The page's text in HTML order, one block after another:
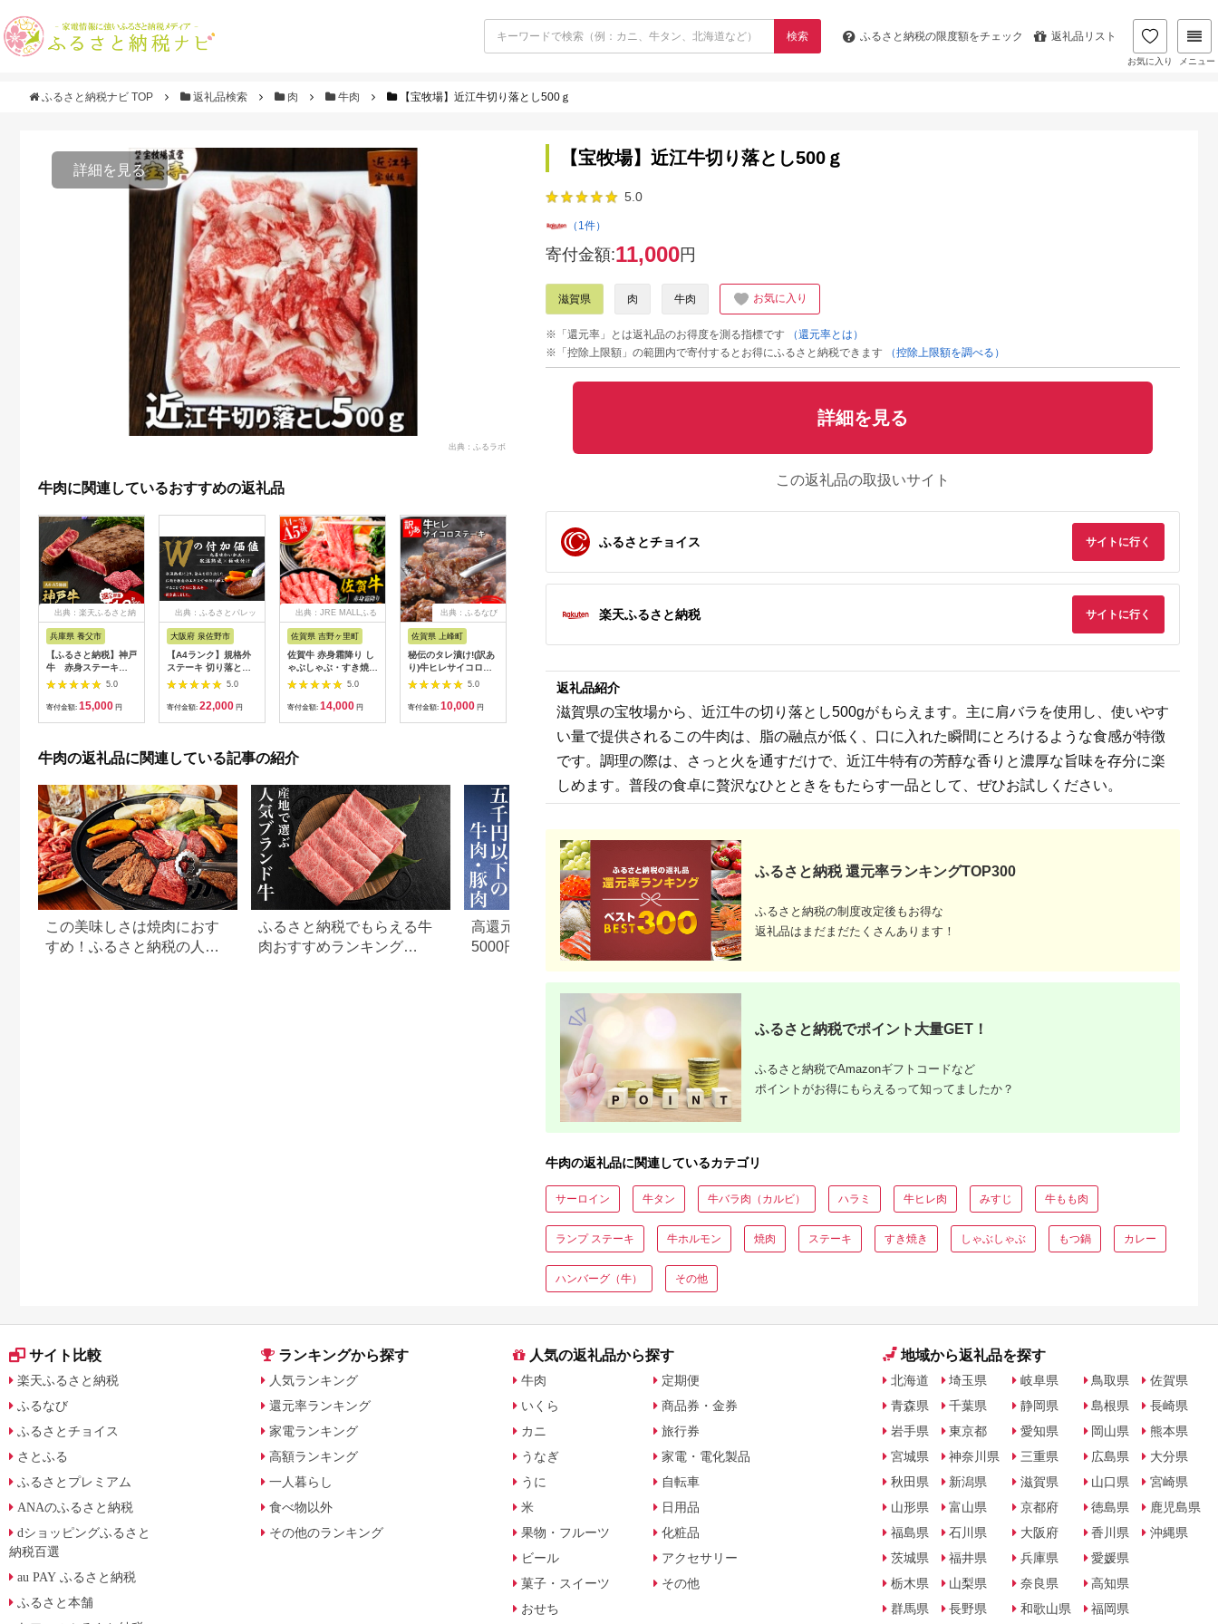
検索 ふるさと納税の限度額をチェック 返礼品リスト
お気に入り メニュー
ふるさと納税ナビ TOP 返礼品検索 肉 牛肉 【宝牧場】近江牛切り落とし500ｇ
詳細を見る
出典：ふるラボ
牛肉に関連しているおすすめの返礼品
出典：楽天ふるさと納
兵庫県 養父市
【ふるさと納税】神戸
牛 赤身ステーキ
(200g/300g/400g/55
0g/1200g)_ 神戸牛 神
戸ビーフ 黒毛和牛 ス
プレゼント 焼肉 グル
【G1440980】
5.0
寄付金額: 15,000 円
出典：ふるさとパレッ
大阪府 泉佐野市
【A4ランク】規格外
ステーキ 切り落とし
800g【スピード発送
黒毛和牛 リブロース
サーロイン 訳あり サ
5.0
寄付金額: 22,000 円
出典：JRE MALLふる
佐賀県 吉野ヶ里町
佐賀牛 赤身霜降り し
ゃぶしゃぶ・すき焼き
用 600g 吉野ヶ里町
5.0
寄付金額: 14,000 円
出典：ふるなび
佐賀県 上峰町
秘伝のタレ漬け!(訳あ
り)牛ヒレサイコロス
テーキ 1000g
5.0
寄付金額: 10,000 円
出典：JALふるさと納税
牛ロースステーキ
250g×2｜牛肉 肉 お
肉 精肉 国産牛 黒毛和
牛 和牛 ロースステー
キ ステーキ ステーキ
肉 ステーキ用 ロース
焼肉 BBQ お祝い 贈
答 贈り物 ギフト 冷凍
おすすめ 人気
|_M132-091-PU3
5.0
寄付金額:17,000円
出典：ふるなび
食 希少 山形 《幸せを
運ぶ牛》 013-D-
YL057
寄付金額: 13,000 円 寄付金額: 14,000円
F3S-2105
寄付金額: 18,000
出典：ふるラボ
寄付金額:12,000円
出典：ふるさとプレ
宮崎県 えびの市
凍 数量限定 特別なお
肉 宮崎県 九州 送料
料 日本一 祝！宮崎牛
は、史上初和牛オリ
ピック４大会連続 内
閣総理大臣賞受賞！
寄付金額:10,000
牛肉の返礼品に関連している記事の紹介
この美味しさは焼肉におす
すめ！ふるさと納税の人気
ふるさと納税でもらえる牛
肉おすすめランキング
高還元率！ふるさと納税
5000円以下でおすすめ牛肉
【2026年版】楽天ふるさと
納税 還元率ランキング｜高
に比較
【宝牧場】近江牛切り落とし500ｇ
5.0
（1件）
寄付金額:11,000円
滋賀県 肉 牛肉 お気に入り
※「還元率」とは返礼品のお得度を測る指標です
（還元率とは）
※「控除上限額」の範囲内で寄付するとお得にふるさと納税できます
（控除上限額を調べる）
詳細を見る
この返礼品の取扱いサイト
ふるさとチョイス サイトに行く
楽天ふるさと納税 サイトに行く
返礼品紹介
滋賀県の宝牧場から、近江牛の切り落とし500gがもらえます。主に肩バラを使用し、使いやす
い量で提供されるこの牛肉は、脂の融点が低く、口に入れた瞬間にとろけるような食感が特徴
です。調理の際は、さっと火を通すだけで、近江牛特有の芳醇な香りと濃厚な旨味を存分に楽
しめます。普段の食卓に贅沢なひとときをもたらす一品として、ぜひお試しください。
ふるさと納税 還元率ランキングTOP300
ふるさと納税の制度改定後もお得な
返礼品はまだまだたくさんあります！
ふるさと納税でポイント大量GET！
ふるさと納税でAmazonギフトコードなど
ポイントがお得にもらえるって知ってましたか？
牛肉の返礼品に関連しているカテゴリ
サーロイン 牛タン 牛バラ肉（カルビ） ハラミ 牛ヒレ肉 みすじ 牛もも肉
ランプ ステーキ 牛ホルモン 焼肉 ステーキ すき焼き しゃぶしゃぶ もつ鍋 カレー
ハンバーグ（牛） その他
サイト比較
楽天ふるさと納税
ふるなび
ふるさとチョイス
さとふる
ふるさとプレミアム
ANAのふるさと納税
dショッピングふるさと
納税百選
au PAY ふるさと納税
ふるさと本舗
ランキングから探す
人気ランキング
還元率ランキング
家電ランキング
高額ランキング
一人暮らし
食べ物以外
その他のランキング
人気の返礼品から探す
牛肉
いくら
カニ
うなぎ
うに
米
果物・フルーツ
ビール
菓子・スイーツ
おせち
定期便
商品券・金券
旅行券
家電・電化製品
自転車
日用品
化粧品
アクセサリー
その他
地域から返礼品を探す
北海道
青森県
岩手県
宮城県
秋田県
山形県
福島県
茨城県
栃木県
群馬県
埼玉県
千葉県
東京都
神奈川県
新潟県
富山県
石川県
福井県
山梨県
長野県
岐阜県
静岡県
愛知県
三重県
滋賀県
京都府
大阪府
兵庫県
奈良県
和歌山県
鳥取県
島根県
岡山県
広島県
山口県
徳島県
香川県
愛媛県
高知県
福岡県
佐賀県
長崎県
熊本県
大分県
宮崎県
鹿児島県
沖縄県